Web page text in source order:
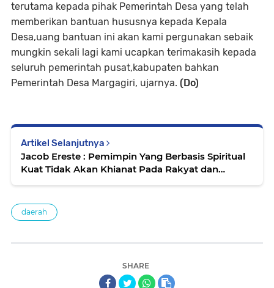
terutama kepada pihak Pemerintah Desa yang telah
memberikan bantuan hususnya kepada Kepala
Desa,uang bantuan ini akan kami pergunakan sebaik
mungkin sekali lagi kami ucapkan terimakasih kepada
seluruh pemerintah pusat,kabupaten bahkan
Pemerintah Desa Margagiri, ujarnya. (Do)
Artikel Selanjutnya
Jacob Ereste : Pemimpin Yang Berbasis Spiritual
Kuat Tidak Akan Khianat Pada Rakyat dan
daerah
SHARE